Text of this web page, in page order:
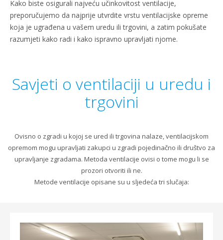
Kako biste osigurali najveću učinkovitost ventilacije,
preporučujemo da najprije utvrdite vrstu ventilacijske opreme
koja je ugrađena u vašem uredu ili trgovini, a zatim pokušate
razumjeti kako radi i kako ispravno upravljati njome.
Savjeti o ventilaciji u uredu i
trgovini
Ovisno o zgradi u kojoj se ured ili trgovina nalaze, ventilacijskom
opremom mogu upravljati zakupci u zgradi pojedinačno ili društvo za
upravljanje zgradama. Metoda ventilacije ovisi o tome mogu li se
prozori otvoriti ili ne.
Metode ventilacije opisane su u sljedeća tri slučaja: